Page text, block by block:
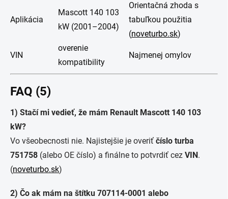
Aplikácia
Mascott 140 103
kW (2001–2004)
Orientačná zhoda s
tabuľkou použitia
(noveturbo.sk)
VIN
overenie
kompatibility
Najmenej omylov
FAQ (5)
1) Stačí mi vedieť, že mám Renault Mascott 140 103
kW?
Vo všeobecnosti nie. Najistejšie je overiť číslo turba
751758 (alebo OE číslo) a finálne to potvrdiť cez VIN.
(noveturbo.sk)
2) Čo ak mám na štítku 707114-0001 alebo